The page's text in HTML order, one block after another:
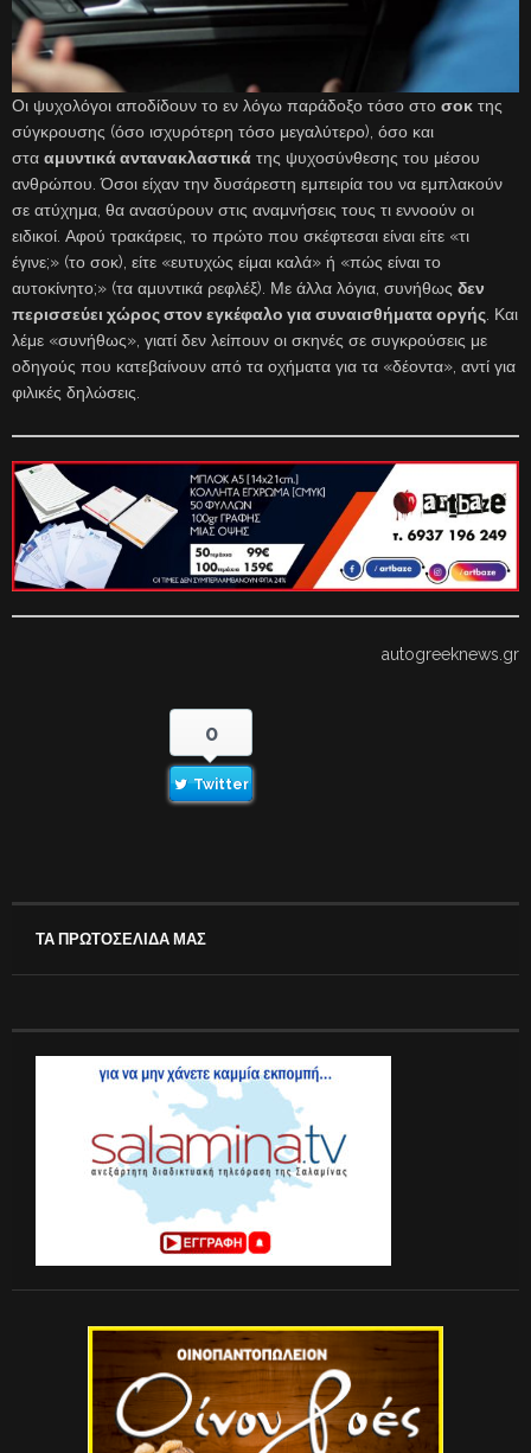
Οι ψυχολόγοι αποδίδουν το εν λόγω παράδοξο τόσο στο σοκ της
σύγκρουσης (όσο ισχυρότερη τόσο μεγαλύτερο), όσο και
στα αμυντικά αντανακλαστικά της ψυχοσύνθεσης του μέσου
ανθρώπου. Όσοι είχαν την δυσάρεστη εμπειρία του να εμπλακούν
σε ατύχημα, θα ανασύρουν στις αναμνήσεις τους τι εννοούν οι
ειδικοί. Αφού τρακάρεις, το πρώτο που σκέφτεσαι είναι είτε «τι
έγινε;» (το σοκ), είτε «ευτυχώς είμαι καλά» ή «πώς είναι το
αυτοκίνητο;» (τα αμυντικά ρεφλέξ). Με άλλα λόγια, συνήθως δεν
περισσεύει χώρος στον εγκέφαλο για συναισθήματα οργής. Και
λέμε «συνήθως», γιατί δεν λείπουν οι σκηνές σε συγκρούσεις με
οδηγούς που κατεβαίνουν από τα οχήματα για τα «δέοντα», αντί για
φιλικές δηλώσεις.
autogreeknews.gr
0
Twitter
ΤΑ ΠΡΩΤΟΣΕΛΙΔΑ ΜΑΣ